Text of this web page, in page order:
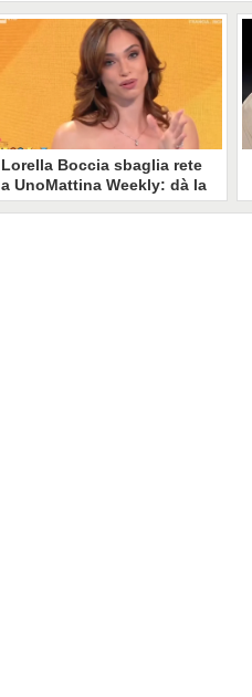
Lorella Boccia sbaglia rete
a UnoMattina Weekly: dà la
linea al Tg5 invece che al